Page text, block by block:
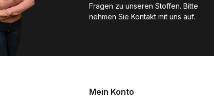
Fragen zu unseren Stoffen. Bitte
nehmen Sie Kontakt mit uns auf.
Mein Konto